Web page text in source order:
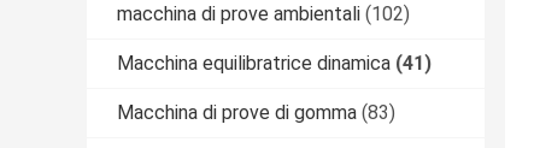
macchina di prove ambientali (102)
Macchina equilibratrice dinamica (41)
Macchina di prove di gomma (83)